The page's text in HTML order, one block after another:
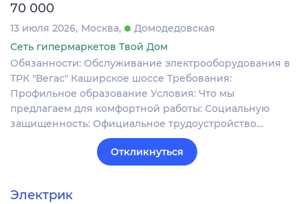
70 000
13 июля 2026 Москва
Домодедовская
Сеть гипермаркетов Твой Дом
Обязанности: Обслуживание электрооборудования в
ТРК "Вегас" Каширское шоссе Требования:
Профильное образование Условия: Что мы
предлагаем для комфортной работы: Социальную
защищенность: Официальное трудоустройство…
Откликнуться
Электрик